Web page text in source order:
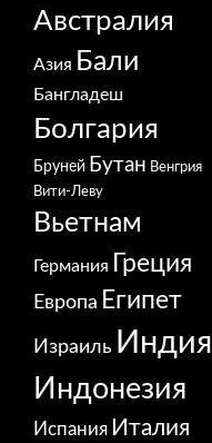
Австралия
Азия Бали
Бангладеш
Болгария
Бруней Бутан Венгрия
Вити-Леву
Вьетнам
Германия Греция
Европа Египет
Израиль Индия
Индонезия
Испания Италия